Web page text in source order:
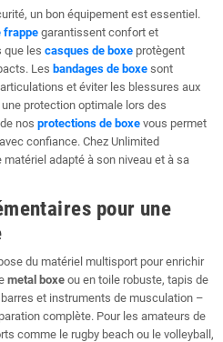
un bon équipement est essentiel.
frappe garantissent confort et
que les casques de boxe protègent
Les bandages de boxe sont
et éviter les blessures aux
protection optimale lors des
nos protections de boxe vous permet
confiance. Chez Unlimited
adapté à son niveau et à sa
pour une
du matériel multisport pour enrichir
metal boxe ou en toile robuste, tapis de
et instruments de musculation –
complète. Pour les amateurs de
comme le rugby beach ou le volleyball,